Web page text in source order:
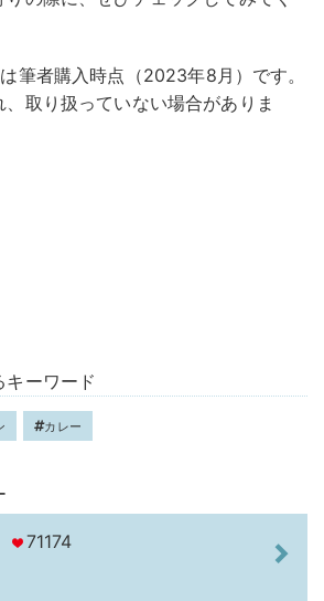
筆者購入時点（2023年8月）です。
取り扱っていない場合がありま
キーワード
カレー
71174